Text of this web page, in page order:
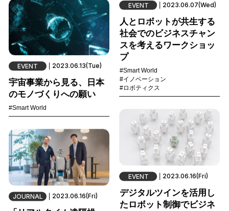
EVENT 2023.06.07(Wed)
人とロボットが共生する
社会でのビジネスチャン
スを考えるワークショッ
プ
#Smart World
#イノベーション
#ロボティクス
EVENT 2023.06.13(Tue)
宇宙事業から見る、日本
のモノづくりへの願い
#Smart World
EVENT 2023.06.16(Fri)
デジタルツインを活用し
たロボット制御でビジネ
JOURNAL 2023.06.16(Fri)